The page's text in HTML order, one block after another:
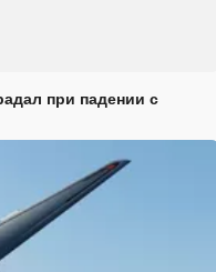
при падении с